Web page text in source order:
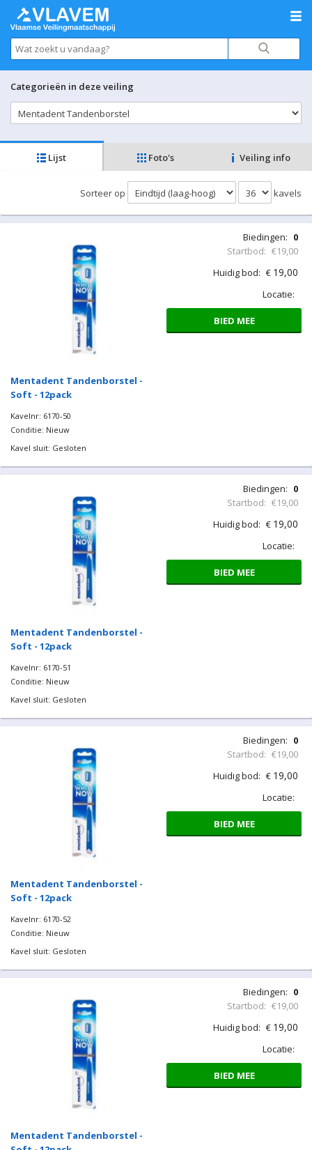
Categorieën in deze veiling
Lijst Foto's Veiling info
Sorteer op kavels
Mentadent Tandenborstel -
Soft - 12pack
Kavelnr: 6170-50
Conditie: Nieuw
Kavel sluit: Gesloten
Biedingen: 0
Startbod: €19,00
Huidig bod: € 19,00
Locatie:
BIED MEE
Mentadent Tandenborstel -
Soft - 12pack
Kavelnr: 6170-51
Conditie: Nieuw
Kavel sluit: Gesloten
Biedingen: 0
Startbod: €19,00
Huidig bod: € 19,00
Locatie:
BIED MEE
Mentadent Tandenborstel -
Soft - 12pack
Kavelnr: 6170-52
Conditie: Nieuw
Kavel sluit: Gesloten
Biedingen: 0
Startbod: €19,00
Huidig bod: € 19,00
Locatie:
BIED MEE
Mentadent Tandenborstel -
Biedingen: 0
Startbod: €19,00
Huidig bod: € 19,00
Locatie:
BIED MEE